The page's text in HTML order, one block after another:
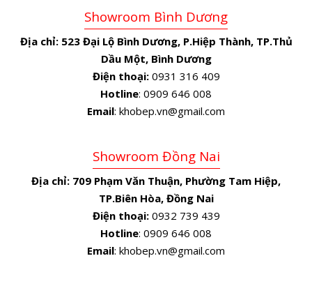
Showroom Bình Dương
Địa chỉ: 523 Đại Lộ Bình Dương, P.Hiệp Thành, TP.Thủ
Dầu Một, Bình Dương
Điện thoại:0931 316 409
Hotline: 0909 646 008
Email: khobep.vn@gmail.com
Showroom Đồng Nai
Địa chỉ: 709 Phạm Văn Thuận, Phường Tam Hiệp,
TP.Biên Hòa, Đồng Nai
Điện thoại:0932 739 439
Hotline: 0909 646 008
Email: khobep.vn@gmail.com